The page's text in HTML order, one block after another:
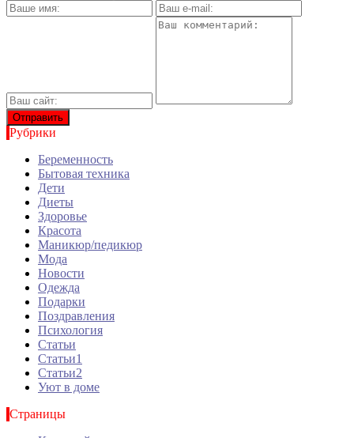
Рубрики
Беременность
Бытовая техника
Дети
Диеты
Здоровье
Красота
Маникюр/педикюр
Мода
Новости
Одежда
Подарки
Поздравления
Психология
Статьи
Статьи1
Статьи2
Уют в доме
Страницы